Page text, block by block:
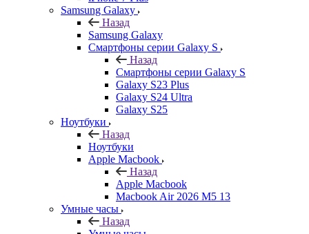
Samsung Galaxy
Назад
Samsung Galaxy
Смартфоны серии Galaxy S
Назад
Смартфоны серии Galaxy S
Galaxy S23 Plus
Galaxy S24 Ultra
Galaxy S25
Ноутбуки
Назад
Ноутбуки
Apple Macbook
Назад
Apple Macbook
Macbook Air 2026 M5 13
Умные часы
Назад